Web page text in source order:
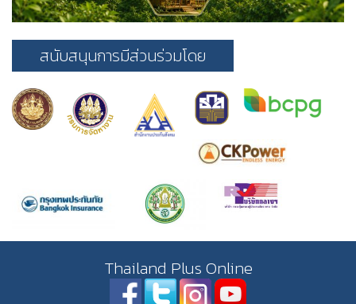
สนับสนุนการมีส่วนร่วมโดย
Thailand Plus Online